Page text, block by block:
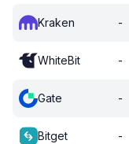
Kraken -
WhiteBit -
Gate -
Bitget -